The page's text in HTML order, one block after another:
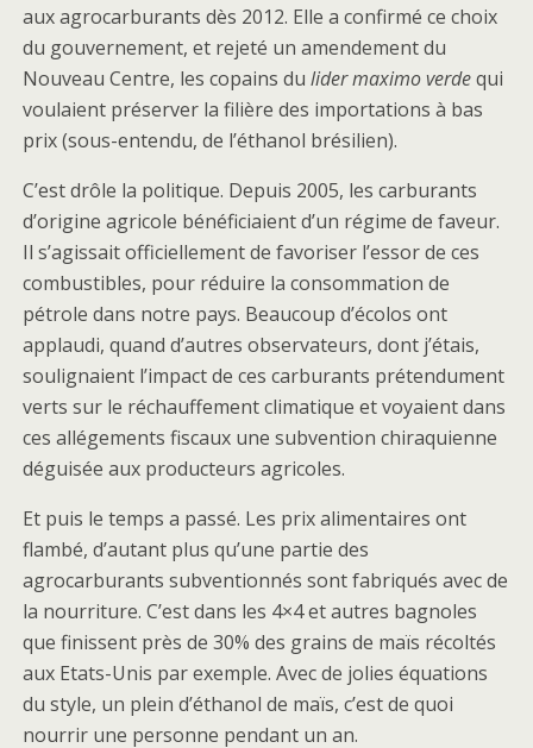
aux agrocarburants dès 2012. Elle a confirmé ce choix
du gouvernement, et rejeté un amendement du
Nouveau Centre, les copains du lider maximo verdequi
voulaient préserver la filière des importations à bas
prix (sous-entendu, de l’éthanol brésilien).
C’est drôle la politique. Depuis 2005, les carburants
d’origine agricole bénéficiaient d’un régime de faveur.
Il s’agissait officiellement de favoriser l’essor de ces
combustibles, pour réduire la consommation de
pétrole dans notre pays. Beaucoup d’écolos ont
applaudi, quand d’autres observateurs, dont j’étais,
soulignaient l’impact de ces carburants prétendument
verts sur le réchauffement climatique et voyaient dans
ces allégements fiscaux une subvention chiraquienne
déguisée aux producteurs agricoles.
Et puis le temps a passé. Les prix alimentaires ont
flambé, d’autant plus qu’une partie des
agrocarburants subventionnés sont fabriqués avec de
la nourriture. C’est dans les 4×4 et autres bagnoles
que finissent près de 30% des grains de maïs récoltés
aux Etats-Unis par exemple. Avec de jolies équations
du style, un plein d’éthanol de maïs, c’est de quoi
nourrir une personne pendant un an.